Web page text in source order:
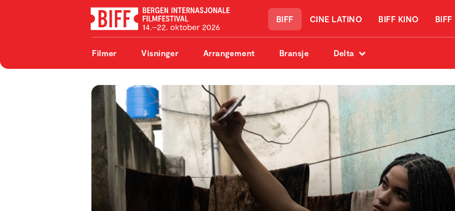
BIFF CINE LATINO BIFF KINO BIFF
Filmer Visninger Arrangement Bransje Delta